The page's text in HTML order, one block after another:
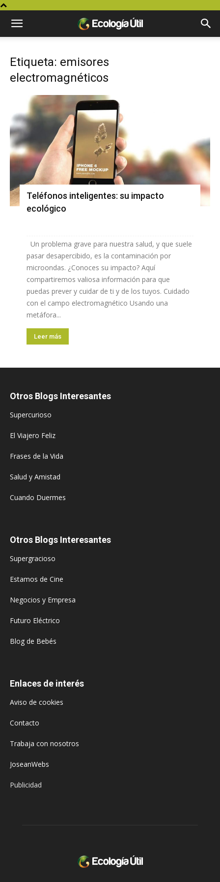
Etiqueta: emisores
electromagnéticos
Teléfonos inteligentes: su impacto
ecológico
Un problema grave para nuestra salud, y que suele
pasar desapercibido, es la contaminación por
microondas. ¿Conoces su impacto? Aquí
compartiremos valiosa información para que
puedas prever y cuidar de ti y de los tuyos. Cuidado
con el campo electromagnético Usando una
metáfora...
Leer más
Otros Blogs Interesantes
Supercurioso
El Viajero Feliz
Frases de la Vida
Salud y Amistad
Cuando Duermes
Otros Blogs Interesantes
Supergracioso
Estamos de Cine
Negocios y Empresa
Futuro Eléctrico
Blog de Bebés
Enlaces de interés
Aviso de cookies
Contacto
Trabaja con nosotros
JoseanWebs
Publicidad